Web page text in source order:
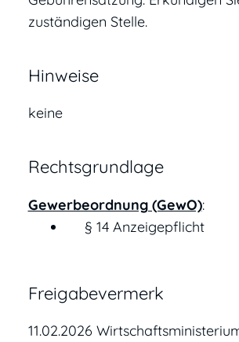
zuständigen Stelle.
Hinweise
keine
Rechtsgrundlage
Gewerbeordnung (GewO):
§ 14 Anzeigepflicht
Freigabevermerk
11.02.2026